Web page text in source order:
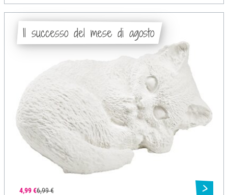
4,99 €6,99 €
Il successo del mese di agosto